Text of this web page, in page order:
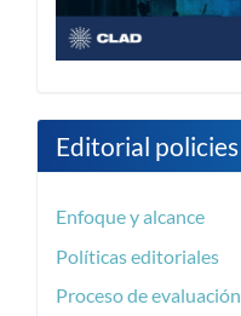
Editorial policies
Enfoque y alcance
Políticas editoriales
Proceso de evaluación